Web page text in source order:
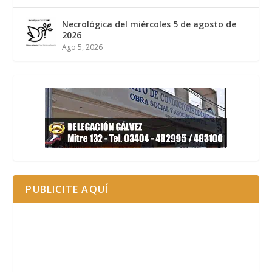
Necrológica del miércoles 5 de agosto de
2026
Ago 5, 2026
PUBLICITE AQUÍ